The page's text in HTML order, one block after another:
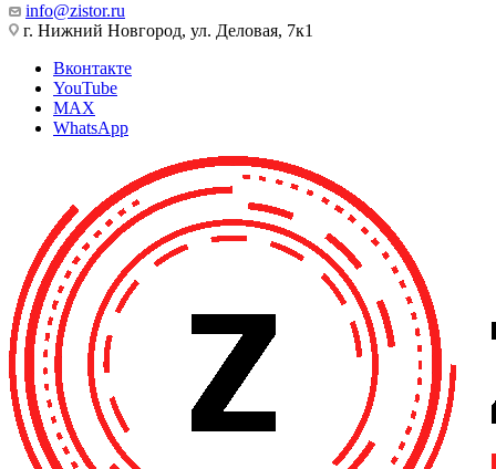
info@zistor.ru
г. Нижний Новгород, ул. Деловая, 7к1
Вконтакте
YouTube
MAX
WhatsApp